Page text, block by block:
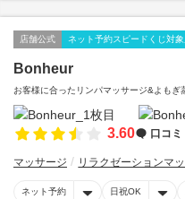
店舗公式 ネット予約スピードくじ対
Bonheur
お客様に合ったリンパマッサージ&よもぎ
3.60 口コミ
マッサージ リラクゼーションマ
ネット予約 日祝OK